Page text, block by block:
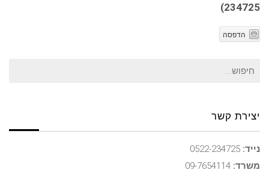
234725
)
הדפסה
חיפוש
יצירת קשר
נייד:
משרד: